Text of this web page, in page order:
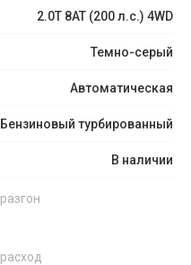
2.0T 8AT (200 л.с.) 4WD
Темно-серый
Автоматическая
Бензиновый турбированный
В наличии
разгон
расход